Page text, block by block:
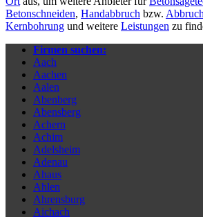
Betonschneiden, Handabbruch bzw. Abbruch
Kernbohrung und weitere Leistungen zu
Firmen suchen:
Aach
Aachen
Aalen
Abenberg
Abensberg
Achern
Achim
Adelsheim
Adenau
Ahaus
Ahlen
Ahrensburg
Aichach